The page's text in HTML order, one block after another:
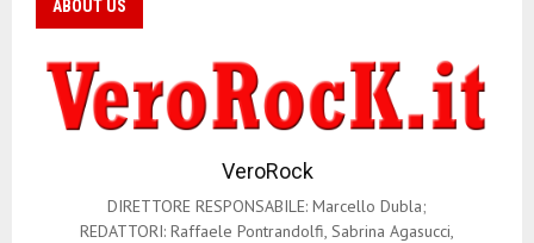
ABOUT US
VeroRock
DIRETTORE RESPONSABILE: Marcello Dubla;
REDATTORI: Raffaele Pontrandolfi, Sabrina Agasucci,